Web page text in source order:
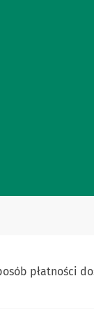
płatności